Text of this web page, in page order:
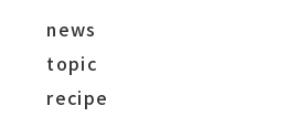
news
topic
recipe